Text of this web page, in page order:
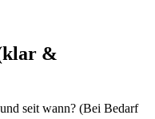
&
seit wann? (Bei Bedarf